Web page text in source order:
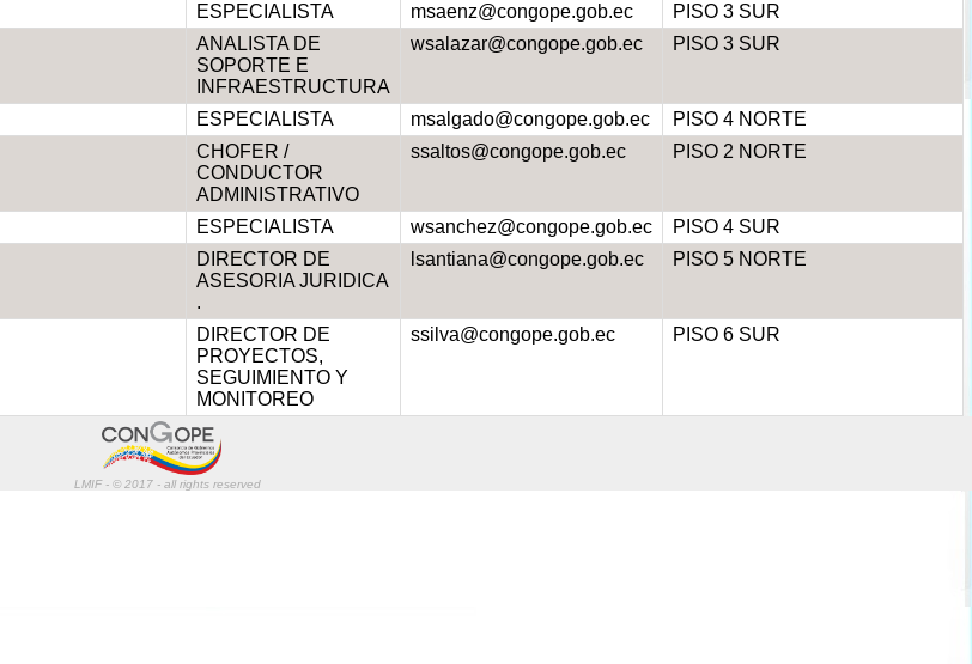
ESPECIALISTA msaenz@congope.gob.ec
PISO 3 SUR
ANALISTA DE
SOPORTE E
INFRAESTRUCTURA
wsalazar@congope.gob.ec PISO 3 SUR
ESPECIALISTA msalgado@congope.gob.ec
PISO 4 NORTE
CHOFER /
CONDUCTOR
ADMINISTRATIVO
ssaltos@congope.gob.ec PISO 2 NORTE
ESPECIALISTA wsanchez@congope.gob.ec
PISO 4 SUR
DIRECTOR DE
ASESORIA JURIDICA
.
lsantiana@congope.gob.ec PISO 5 NORTE
DIRECTOR DE
PROYECTOS,
SEGUIMIENTO Y
MONITOREO
ssilva@congope.gob.ec PISO 6 SUR
LMIF - © 2017 - all rights reserved